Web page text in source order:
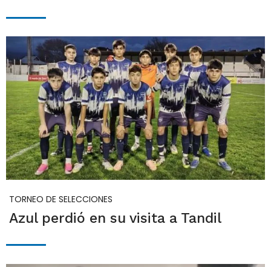
TORNEO DE SELECCIONES
Azul perdió en su visita a Tandil